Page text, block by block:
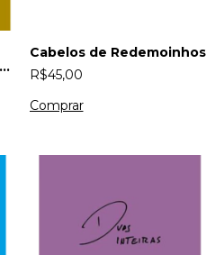
Cabelos de Redemoinhos
R$45,00